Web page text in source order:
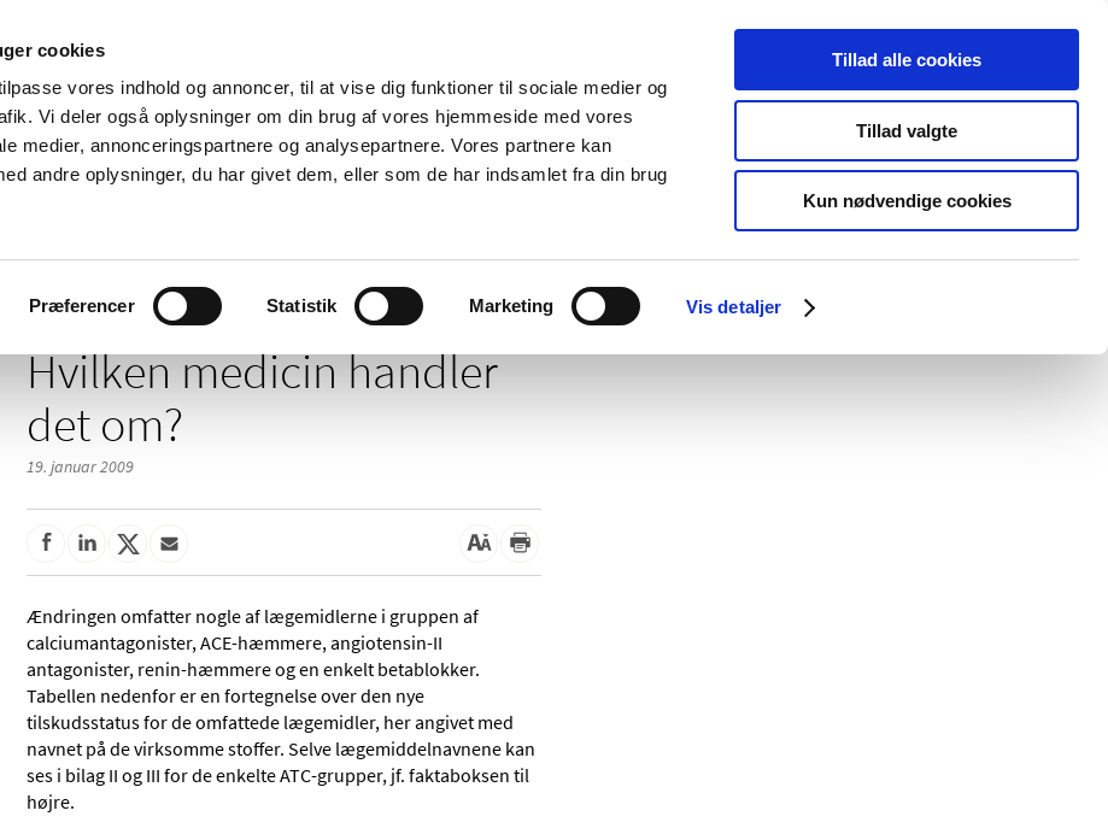
cookies
vores indhold og annoncer, til at vise dig funktioner til sociale medier og
Vi deler også oplysninger om din brug af vores hjemmeside med vores
medier, annonceringspartnere og analysepartnere. Vores partnere kan
andre oplysninger, du har givet dem, eller som de har indsamlet fra din brug
Præferencer Statistik Marketing Vis detaljer
Tillad alle cookies
Tillad valgte
Kun nødvendige cookies
Nyheder Om os Kontakt Udgivelser
og
Tilskud og
Apoteker og salg af
Medicinsk
Særlige
produktområder
Hvilken medicin handler
det om?
19. januar 2009
Ændringen omfatter nogle af lægemidlerne i gruppen af
calciumantagonister, ACE-hæmmere, angiotensin-II
antagonister, renin-hæmmere og en enkelt betablokker.
Tabellen nedenfor er en fortegnelse over den nye
tilskudsstatus for de omfattede lægemidler, her angivet med
navnet på de virksomme stoffer. Selve lægemiddelnavnene kan
ses i bilag II og III for de enkelte ATC-grupper, jf. faktaboksen til
højre.